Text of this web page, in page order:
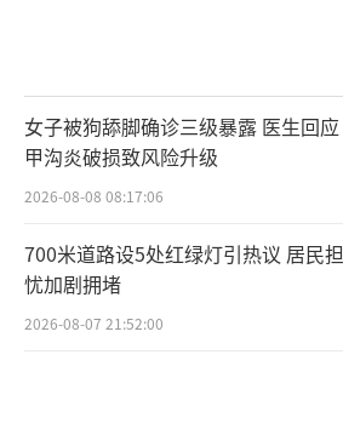
女子被狗舔脚确诊三级暴露 医生回应
甲沟炎破损致风险升级
2026-08-08 08:17:06
700米道路设5处红绿灯引热议 居民担
忧加剧拥堵
2026-08-07 21:52:00